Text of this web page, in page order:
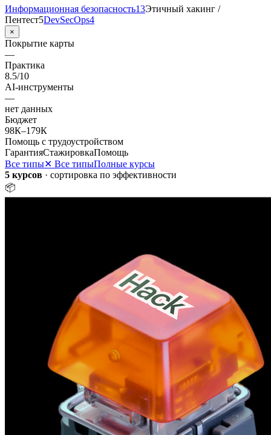
Информационная безопасность13Этичный хакинг /
Пентест5DevSecOps4
×
Покрытие карты
—
Практика
8.5/10
AI-инструменты
—
нет данных
Бюджет
98К–179К
Помощь с трудоустройством
ГарантияСтажировкаПомощь
Все типы✕ Все типыПолные курсы
5 курсов · сортировка по эффективности
📦